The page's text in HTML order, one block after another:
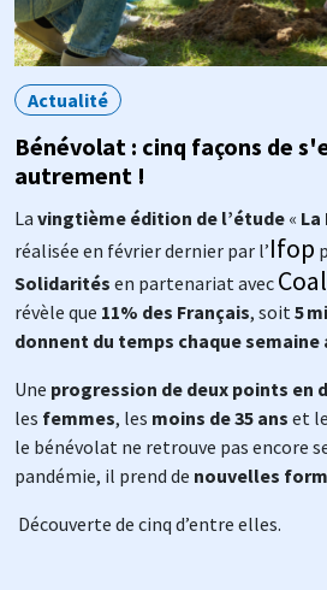
Actualité
Bénévolat : cinq façons de
autrement !
La vingtième édition de l’étude « La
réalisée en février dernier par l’Ifop
Solidarités en partenariat avec
révèle que 11% des Français, soit5
donnent du temps chaque
Une progression de deux points en
les femmes, les moins de 35 ans et
le bénévolat ne retrouve pas encore
pandémie, il prend de nouvelles
Découverte de cinq d’entre elles.